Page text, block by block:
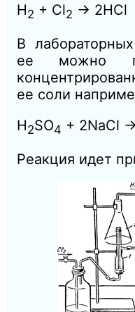
H2 + Cl2 → 2HCl
В
ее можно
ее соли
H2SO4 + 2NaCl
Реакция идет